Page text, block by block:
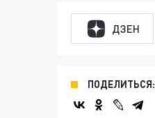
ДЗЕН
ПОДЕЛИТЬСЯ: